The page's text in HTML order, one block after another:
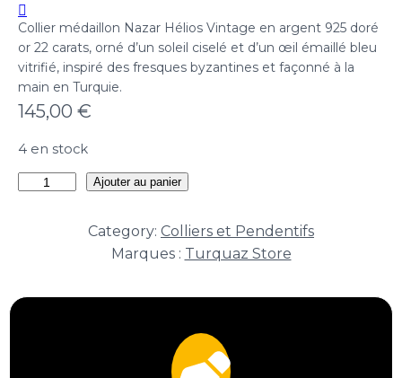
Collier médaillon Nazar Hélios Vintage en argent 925 doré
or 22 carats, orné d’un soleil ciselé et d’un œil émaillé bleu
vitrifié, inspiré des fresques byzantines et façonné à la
main en Turquie.
145,00 €
4 en stock
quantité
Vintage
Ajouter au panier
Category: Colliers et Pendentifs
Marques : Turquaz Store